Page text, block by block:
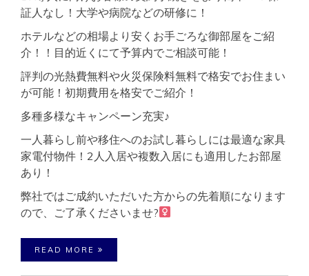
証人なし！大学や病院などの研修に！
ホテルなどの相場より安くお手ごろな御部屋をご紹
介！！目的近くにて予算内でご相談可能！
評判の光熱費無料や火災保険料無料で格安でお住まい
が可能！初期費用を格安でご紹介！
多種多様なキャンペーン充実♪
一人暮らし前や移住へのお試し暮らしには最適な家具
家電付物件！2人入居や複数入居にも適用したお部屋
あり！
弊社ではご成約いただいた方からの先着順になります
ので、ご了承くださいませ?‍
READ MORE